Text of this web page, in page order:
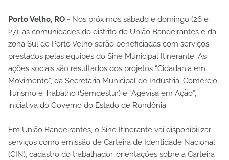
Porto Velho, RO - Nos próximos sábado e domingo (26 e
27), as comunidades do distrito de União Bandeirantes e da
zona Sul de Porto Velho serão beneficiadas com serviços
prestados pelas equipes do Sine Municipal Itinerante. As
ações sociais são resultados dos projetos “Cidadania em
Movimento”, da Secretaria Municipal de Indústria, Comércio,
Turismo e Trabalho (Semdestur) e “Agevisa em Ação”,
iniciativa do Governo do Estado de Rondônia.
Em União Bandeirantes, o Sine Itinerante vai disponibilizar
serviços como emissão de Carteira de Identidade Nacional
(CIN), cadastro do trabalhador, orientações sobre a Carteira